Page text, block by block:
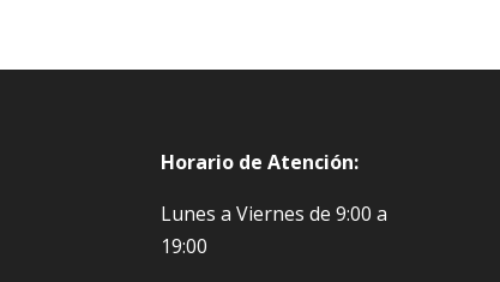
Horario de Atención:
Lunes a Viernes de 9:00 a
19:00